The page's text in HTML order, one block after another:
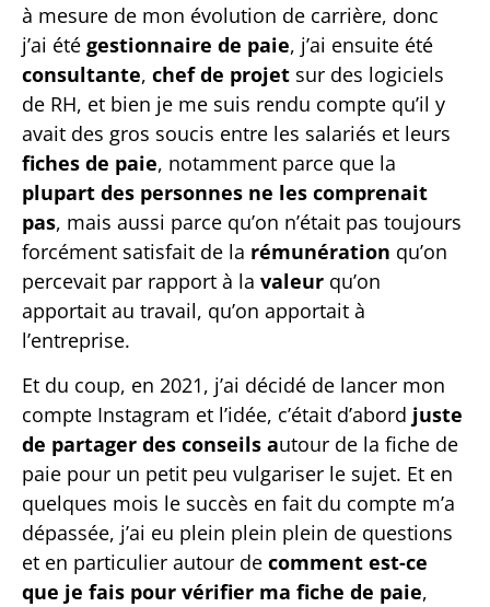
à mesure de mon évolution de carrière, donc
j’ai été gestionnaire de paie, j’ai ensuite été
consultante, chef de projet sur des logiciels
de RH, et bien je me suis rendu compte qu’il y
avait des gros soucis entre les salariés et leurs
fiches de paie, notamment parce que la
plupart des personnes ne les comprenait
pas, mais aussi parce qu’on n’était pas toujours
forcément satisfait de la rémunération qu’on
percevait par rapport à la valeur qu’on
apportait au travail, qu’on apportait à
l’entreprise.
Et du coup, en 2021, j’ai décidé de lancer mon
compte Instagram et l’idée, c’était d’abord juste
de partager des conseils autour de la fiche de
paie pour un petit peu vulgariser le sujet. Et en
quelques mois le succès en fait du compte m’a
dépassée, j’ai eu plein plein plein de questions
et en particulier autour de comment est-ce
que je fais pour vérifier ma fiche de paie,